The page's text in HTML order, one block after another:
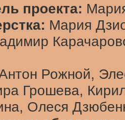
проекта:
Мария
Рожной,
Грошева,
Олеся